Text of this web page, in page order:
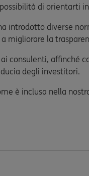
di orientarti
introdotto diverse
a migliorare la
consulenti, affinché
degli investitori.
è inclusa nella